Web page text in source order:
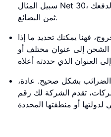
سبيل المثال Net 30، هذا يعني أنهم لديهم 30 يومًا لدفعك
ثمن البضائع.
فهنا يمكنك تحديد ما إذا
إلى عنوان مختلف أو
الضرائب بشكل صحيح. عادة،
تقدم الشركة لك رقم